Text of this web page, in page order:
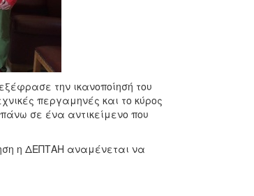
την ικανοποίησή του
περγαμηνές και το κύρος
πάνω σε ένα αντικείμενο που
η ΔΕΠΤΑΗ αναμένεται να